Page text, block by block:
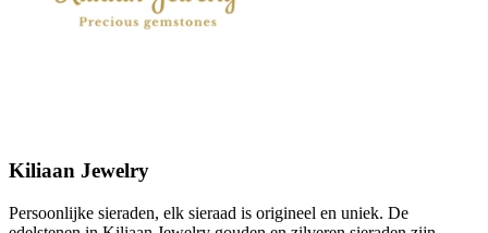
Kiliaan Jewelry
Persoonlijke sieraden, elk sieraad is origineel en uniek. De